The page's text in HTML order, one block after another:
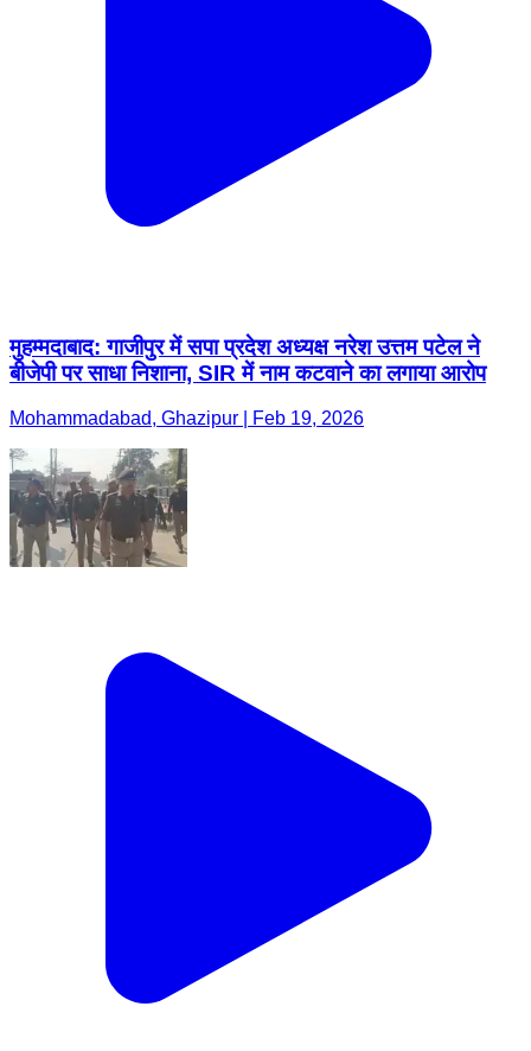
मुहम्मदाबाद: गाजीपुर में सपा प्रदेश अध्यक्ष नरेश उत्तम पटेल ने
बीजेपी पर साधा निशाना, SIR में नाम कटवाने का लगाया आरोप
Mohammadabad, Ghazipur | Feb 19, 2026